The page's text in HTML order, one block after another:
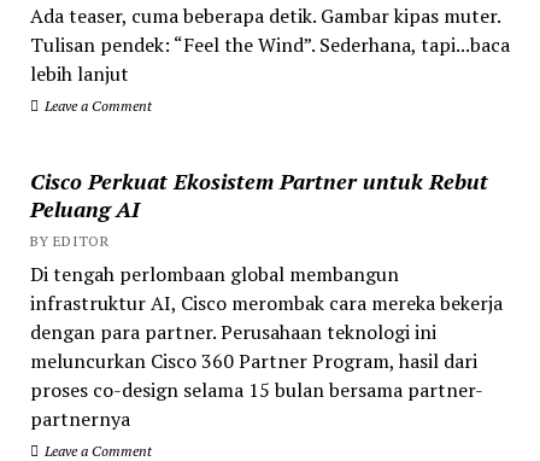
Ada teaser, cuma beberapa detik. Gambar kipas muter.
Tulisan pendek: “Feel the Wind”. Sederhana, tapi...baca
lebih lanjut
Leave a Comment
Cisco Perkuat Ekosistem Partner untuk Rebut
Peluang AI
BY EDITOR
Di tengah perlombaan global membangun
infrastruktur AI, Cisco merombak cara mereka bekerja
dengan para partner. Perusahaan teknologi ini
meluncurkan Cisco 360 Partner Program, hasil dari
proses co-design selama 15 bulan bersama partner-
partnernya
Leave a Comment